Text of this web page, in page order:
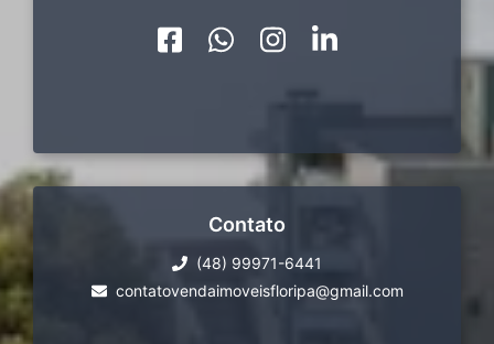
Contato
(48) 99971-6441
contatovendaimoveisfloripa@gmail.com